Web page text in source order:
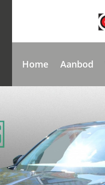
Home Aanbod